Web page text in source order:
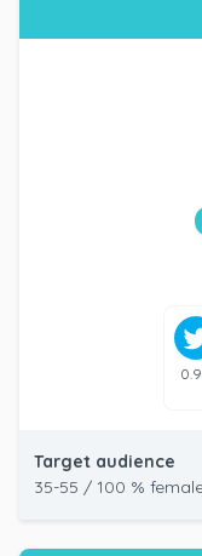
Target audience
35-55 / 100 %